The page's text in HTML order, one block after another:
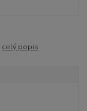
celý popis